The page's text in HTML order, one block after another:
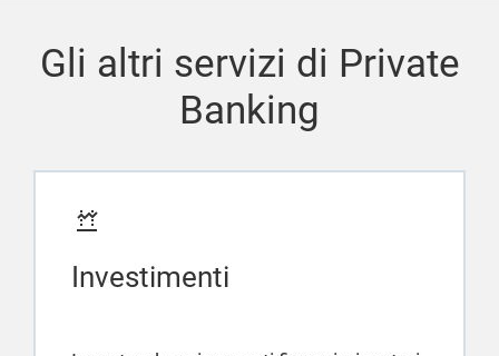
Gli altri servizi di Private
Banking
Investimenti